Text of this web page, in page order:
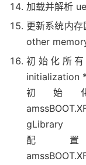
  bl
// 7. 初始化栈
/* Initialize
  bl
// 8. 调用
  ldr x0
,
  ldr x1
,
  bl
加载并解析
更新系统内
other
初始化所
initialization
初始
gLibrary
配